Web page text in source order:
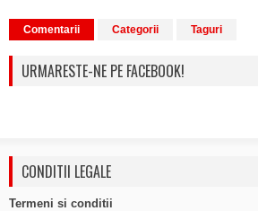
Comentarii Categorii Taguri
URMARESTE-NE PE FACEBOOK!
CONDITII LEGALE
Termeni si conditii